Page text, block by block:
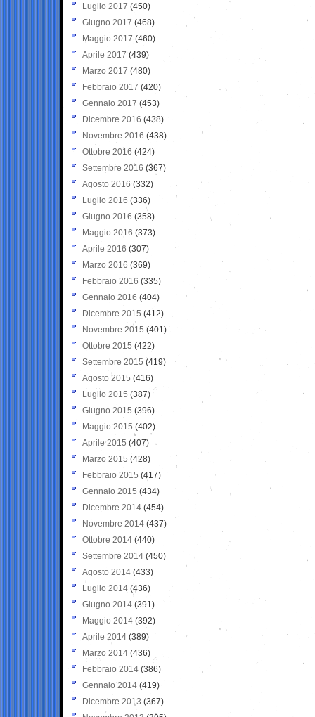
Luglio 2017 (450)
Giugno 2017 (468)
Maggio 2017 (460)
Aprile 2017 (439)
Marzo 2017 (480)
Febbraio 2017 (420)
Gennaio 2017 (453)
Dicembre 2016 (438)
Novembre 2016 (438)
Ottobre 2016 (424)
Settembre 2016 (367)
Agosto 2016 (332)
Luglio 2016 (336)
Giugno 2016 (358)
Maggio 2016 (373)
Aprile 2016 (307)
Marzo 2016 (369)
Febbraio 2016 (335)
Gennaio 2016 (404)
Dicembre 2015 (412)
Novembre 2015 (401)
Ottobre 2015 (422)
Settembre 2015 (419)
Agosto 2015 (416)
Luglio 2015 (387)
Giugno 2015 (396)
Maggio 2015 (402)
Aprile 2015 (407)
Marzo 2015 (428)
Febbraio 2015 (417)
Gennaio 2015 (434)
Dicembre 2014 (454)
Novembre 2014 (437)
Ottobre 2014 (440)
Settembre 2014 (450)
Agosto 2014 (433)
Luglio 2014 (436)
Giugno 2014 (391)
Maggio 2014 (392)
Aprile 2014 (389)
Marzo 2014 (436)
Febbraio 2014 (386)
Gennaio 2014 (419)
Dicembre 2013 (367)